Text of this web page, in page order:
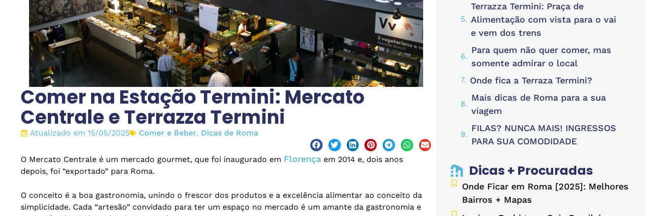
Comer na Estação Termini: Mercato
Centrale e Terrazza Termini
Atualizado em 15/05/2025 Comer e Beber, Dicas de Roma
O Mercato Centrale é um mercado gourmet, que foi inaugurado em Florença em 2014 e, dois anos
depois, foi “exportado” para Roma.
O conceito é a boa gastronomia, unindo o frescor dos produtos e a excelência alimentar ao conceito da
simplicidade. Cada “artesão” convidado para ter um espaço no mercado é um amante da gastronomia e
Terrazza Termini: Praça de
Alimentação com vista para o vai
e vem dos trens
Para quem não quer comer, mas
somente admirar o local
Onde fica a Terraza Termini?
Mais dicas de Roma para a sua
viagem
FILAS? NUNCA MAIS! INGRESSOS
PARA SUA COMODIDADE
Dicas + Procuradas
Onde Ficar em Roma [2025]: Melhores
Bairros + Mapas